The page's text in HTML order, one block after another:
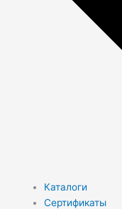
Каталоги
Сертификаты